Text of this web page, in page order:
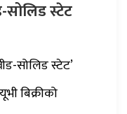
सोलिड स्टेट
सोलिड स्टेट’
बिक्रीको